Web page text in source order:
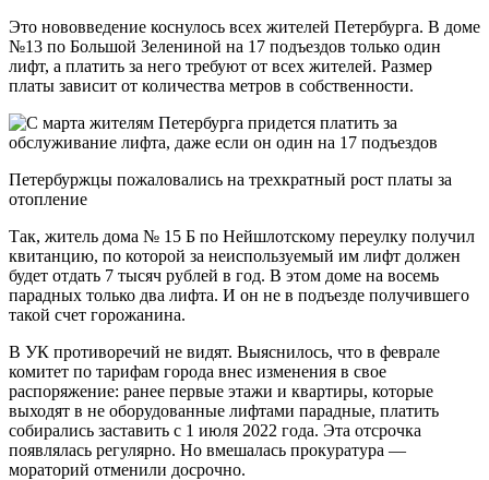
Это нововведение коснулось всех жителей Петербурга. В доме
№13 по Большой Зелениной на 17 подъездов только один
лифт, а платить за него требуют от всех жителей. Размер
платы зависит от количества метров в собственности.
Петербуржцы пожаловались на трехкратный рост платы за
отопление
Так, житель дома № 15 Б по Нейшлотскому переулку получил
квитанцию, по которой за неиспользуемый им лифт должен
будет отдать 7 тысяч рублей в год. В этом доме на восемь
парадных только два лифта. И он не в подъезде получившего
такой счет горожанина.
В УК противоречий не видят. Выяснилось, что в феврале
комитет по тарифам города внес изменения в свое
распоряжение: ранее первые этажи и квартиры, которые
выходят в не оборудованные лифтами парадные, платить
собирались заставить с 1 июля 2022 года. Эта отсрочка
появлялась регулярно. Но вмешалась прокуратура —
мораторий отменили досрочно.